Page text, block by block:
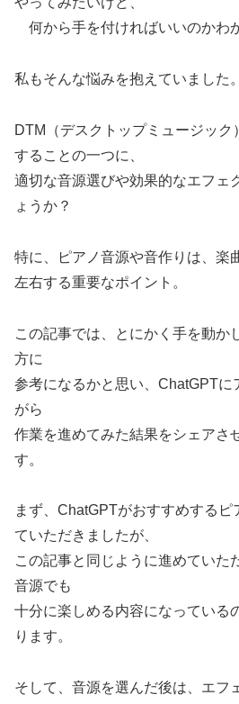
何から手を付ければいいのかわ
私もそんな悩みを抱えていました。
DTM（デスクトップミュージッ
することの一つに、
適切な音源選びや効果的なエフェ
ょうか？
特に、ピアノ音源や音作りは、楽
左右する重要なポイント。
この記事では、とにかく手を動か
方に
参考になるかと思い、ChatGPTに
がら
作業を進めてみた結果をシェアさ
す。
まず、ChatGPTがおすすめする
ていただきましたが、
この記事と同じように進めていた
音源でも
十分に楽しめる内容になっている
ります。
そして、音源を選んだ後は、エフ